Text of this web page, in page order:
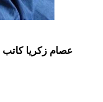
عصام زكريا